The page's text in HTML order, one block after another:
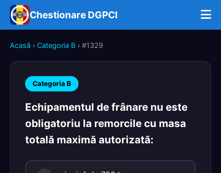
Chestionare DGPCI
Acasă › Categoria B › #1329
Categoria B
Echipamentul de frânare nu este
obligatoriu la remorcile cu masa
totală maximă autorizată: